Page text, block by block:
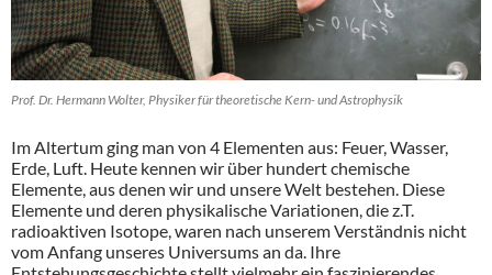
Prof. Dr. Hermann Wolter, Physiker für theoretische Kern- und Astrophysik
Im Altertum ging man von 4 Elementen aus: Feuer, Wasser,
Erde, Luft. Heute kennen wir über hundert chemische
Elemente, aus denen wir und unsere Welt bestehen. Diese
Elemente und deren physikalische Variationen, die z.T.
radioaktiven Isotope, waren nach unserem Verständnis nicht
vom Anfang unseres Universums an da. Ihre